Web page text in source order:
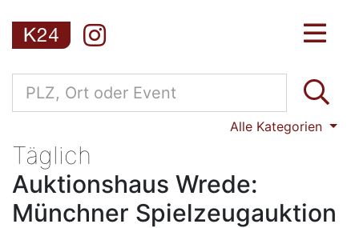
Alle Kategorien
Täglich
Auktionshaus Wrede:
Münchner Spielzeugauktion